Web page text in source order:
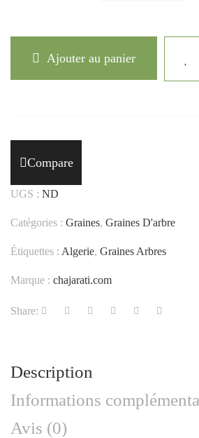
Ajouter au panier
Compare
UGS : ND
Catégories : Graines, Graines D'arbre
Étiquettes : Algerie, Graines Arbres
Marque : chajarati.com
Share:
Description
Informations
Avis (0)